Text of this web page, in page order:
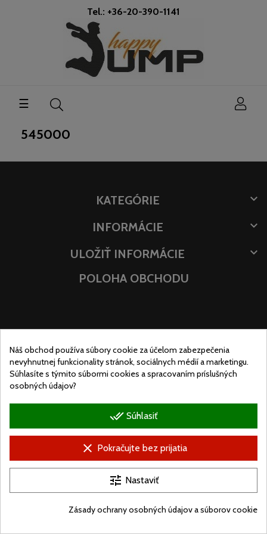
Tel.: +36-20-390-1141
Toggle
navigation
☰
545000
KATEGÓRIE

INFORMÁCIE

ULOŽIŤ INFORMÁCIE

POLOHA OBCHODU
© Ugralo.hu - Minden jog fenntartva. Készítette:
Náš obchod používa súbory cookie za účelom zabezpečenia
nevyhnutnej funkcionality stránok, sociálnych médií a marketingu.
Súhlasíte s týmito súbormi cookies a spracovaním príslušných
osobných údajov?
done_all Súhlasiť
clear Pokračujte bez prijatia
tune Nastaviť
Zásady ochrany osobných údajov a súborov cookie